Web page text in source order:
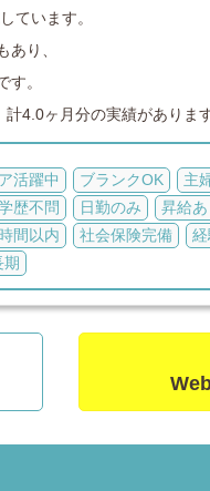
ています。
あり、
。
4.0ヶ月分の実績があります
活躍中 ブランクOK
主
歴不問 日勤のみ 昇給あ
間以内 社会保険完備
期